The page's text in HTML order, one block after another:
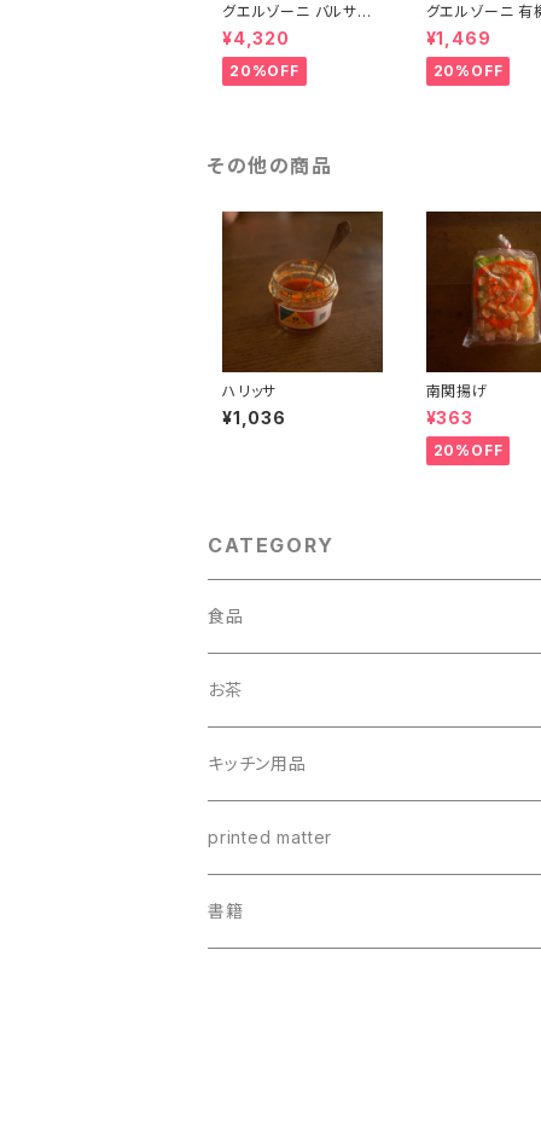
グエルゾーニ バルサミ
コ10年熟成
¥4,320
20%OFF
グエルゾーニ 有
イトバルサミコ
¥1,469
20%OFF
その他の商品
ハリッサ
¥1,036
南関揚げ
¥363
20%OFF
CATEGORY
食品
調味料
油
ビネガー・バルサミコ類
パスタ
瓶詰め
カレー
お茶
キッチン用品
ステンレスカップ
ちょっと長いレンゲ
printed matter
書籍